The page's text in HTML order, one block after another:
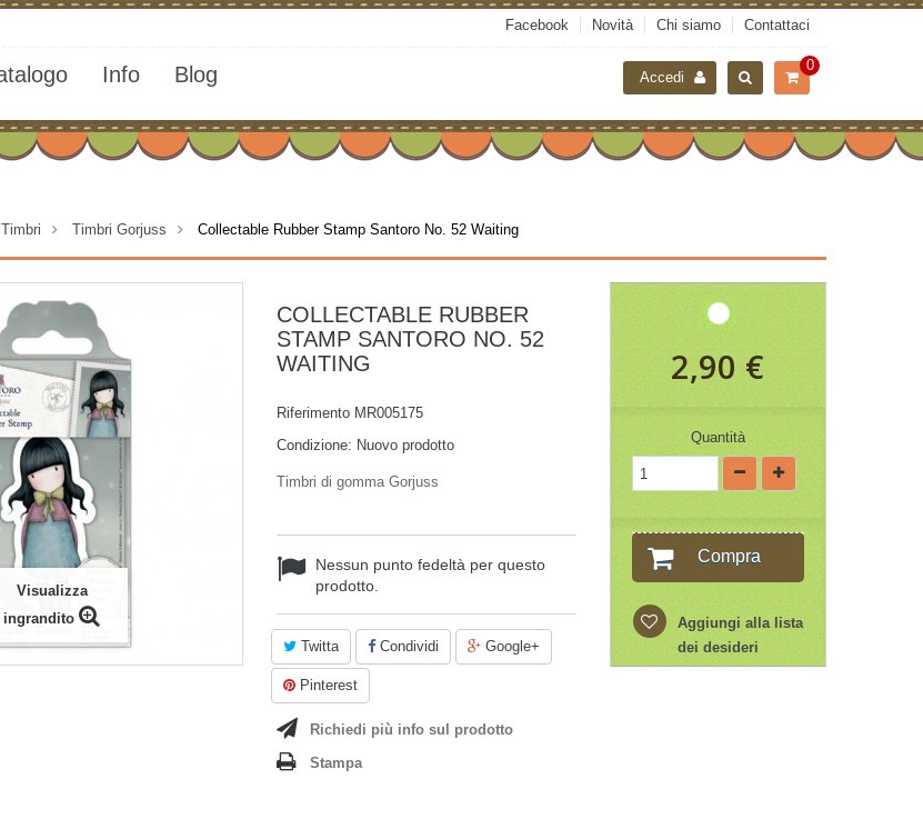
Facebook Novità Chi siamo Contattaci
0
Info Blog Accedi
Timbri > Timbri Gorjuss > Collectable Rubber Stamp Santoro No. 52 Waiting
Visualizza
ingrandito
COLLECTABLE RUBBER
STAMP SANTORO NO. 52
WAITING
Riferimento MR005175
Condizione: Nuovo prodotto
Timbri di gomma Gorjuss
Nessun punto fedeltà per questo
prodotto.
Twitta Condividi Google+
Pinterest
Richiedi più info sul prodotto
Stampa
2,90 €
Quantità
Compra
Aggiungi alla lista
dei desideri